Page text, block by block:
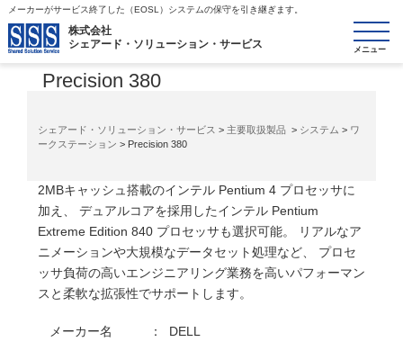
メーカーがサービス終了した（EOSL）システムの保守を引き継ぎます。
株式会社
シェアード・ソリューション・サービス
toggle
シェアード・ソリューション・サービス > 主要取扱製品> システム > ワ
ークステーション > Precision 380
システム/ワークステーション
Precision 380
2MBキャッシュ搭載のインテル Pentium 4 プロセッサに
加え、 デュアルコアを採用したインテル Pentium
Extreme Edition 840 プロセッサも選択可能。 リアルなア
ニメーションや大規模なデータセット処理など、 プロセ
ッサ負荷の高いエンジニアリング業務を高いパフォーマン
スと柔軟な拡張性でサポートします。
メーカー名 ： DELL